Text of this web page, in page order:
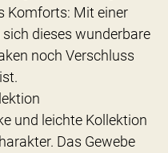
Komforts: Mit einer
dieses wunderbare
noch Verschluss
und leichte Kollektion
Das Gewebe